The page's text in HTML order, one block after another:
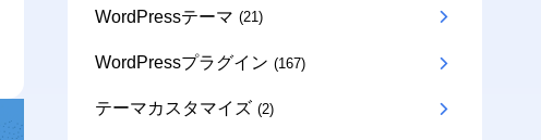
WordPressテーマ (21)
WordPressプラグイン (167)
テーマカスタマイズ (2)